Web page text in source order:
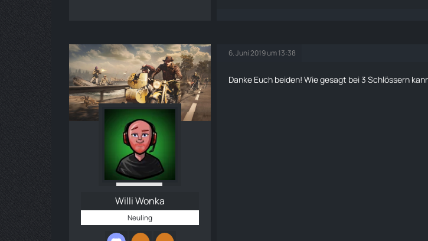
Willi Wonka
Neuling
6. Juni 2019 um 13:38
Danke Euch beiden! Wie gesagt bei 3 Schlössern